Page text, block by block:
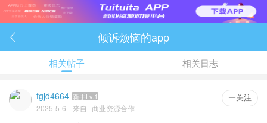
 倾诉烦恼的app
相关帖子 相关日志
fgjd4664 新手Lv.1
2025-5-6 来自 商业资源合作
 关注